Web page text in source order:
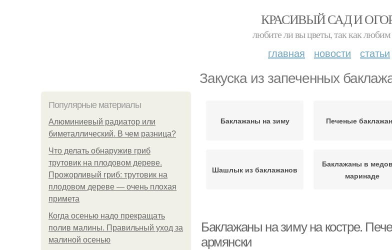
КРАСИВЫЙ САД И
любите ли вы цветы, так как
главная новости статьи
Закуска из запеченных
Популярные материалы
Алюминиевый радиатор или
биметаллический. В чем разница?
Что делать обнаружив гриб
трутовик на плодовом дереве.
Прожорливый гриб: трутовик на
плодовом дереве — очень плохая
примета
Когда осенью надо прекращать
полив малины. Правильный уход за
малиной осенью
Баклажаны на зиму Печеные
Шашлык из баклажанов
Баклажаны в
маринаде
Баклажаны на зиму на костре.
армянски